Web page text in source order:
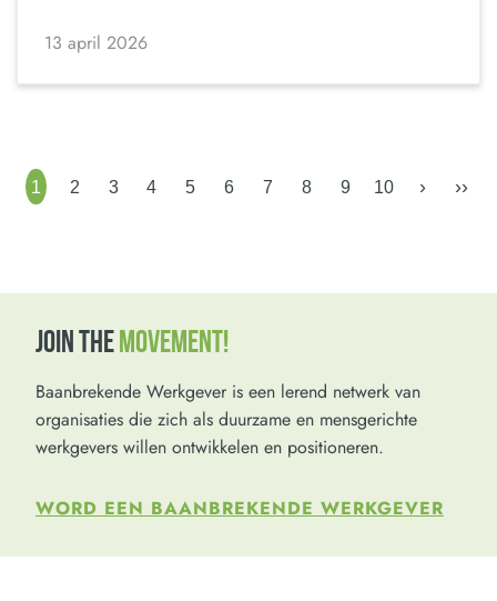
13 april 2026
1 2 3 4 5 6 7 8 9 10 › ››
JOIN THEMOVEMENT!
Baanbrekende Werkgever is een lerend netwerk van
organisaties die zich als duurzame en mensgerichte
werkgevers willen ontwikkelen en positioneren.
WORD EEN BAANBREKENDE WERKGEVER